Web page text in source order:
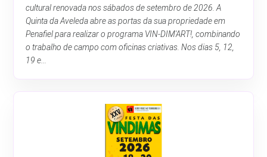
cultural renovada nos sábados de setembro de 2026. A
Quinta da Aveleda abre as portas da sua propriedade em
Penafiel para realizar o programa VIN-DIM'ART!, combinando
o trabalho de campo com oficinas criativas. Nos dias 5, 12,
19 e...